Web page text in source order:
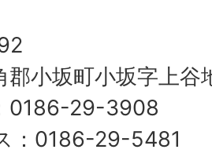
郡小坂町小坂字上谷
0186-29-3908
：0186-29-5481